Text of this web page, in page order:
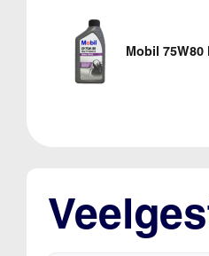
Mobil